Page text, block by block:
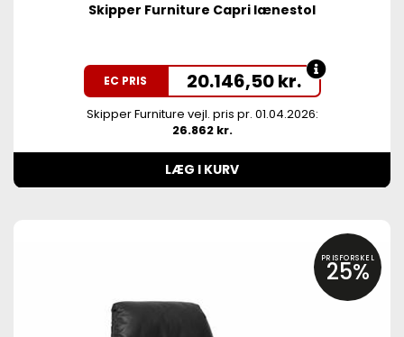
Skipper Furniture Capri lænestol
EC PRIS 20.146,50kr.
Skipper Furniture vejl. pris pr. 01.04.2026:
26.862 kr.
LÆG I KURV
PRISFORSKEL
25%